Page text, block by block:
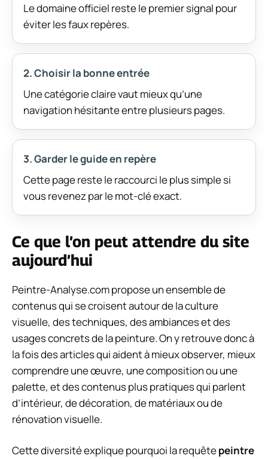
Le domaine officiel reste le premier signal pour
éviter les faux repères.
2. Choisir la bonne entrée
Une catégorie claire vaut mieux qu’une
navigation hésitante entre plusieurs pages.
3. Garder le guide en repère
Cette page reste le raccourci le plus simple si
vous revenez par le mot-clé exact.
Ce que l’on peut attendre du site
aujourd’hui
Peintre-Analyse.com propose un ensemble de
contenus qui se croisent autour de la culture
visuelle, des techniques, des ambiances et des
usages concrets de la peinture. On y retrouve donc à
la fois des articles qui aident à mieux observer, mieux
comprendre une œuvre, une composition ou une
palette, et des contenus plus pratiques qui parlent
d’intérieur, de décoration, de matériaux ou de
rénovation visuelle.
Cette diversité explique pourquoi la requêtepeintre